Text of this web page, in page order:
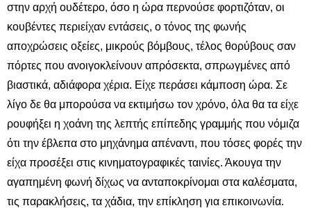
στην αρχή ουδέτερο, όσο η ώρα περνούσε φορτιζόταν, οι
κουβέντες περιείχαν εντάσεις, ο τόνος της φωνής
αποχρώσεις οξείες, μικρούς βόμβους, τέλος θορύβους σαν
πόρτες που ανοιγοκλείνουν απρόσεκτα, σπρωγμένες από
βιαστικά, αδιάφορα χέρια. Είχε περάσει κάμποση ώρα. Σε
λίγο δε θα μπορούσα να εκτιμήσω τον χρόνο, όλα θα τα είχε
ρουφήξει η χοάνη της λεπτής επίπεδης γραμμής που νόμιζα
ότι την έβλεπα στο μηχάνημα απέναντι, που τόσες φορές την
είχα προσέξει στις κινηματογραφικές ταινίες. Άκουγα την
αγαπημένη φωνή δίχως να ανταποκρίνομαι στα καλέσματα,
τις παρακλήσεις, τα χάδια, την επίκληση για επικοινωνία.